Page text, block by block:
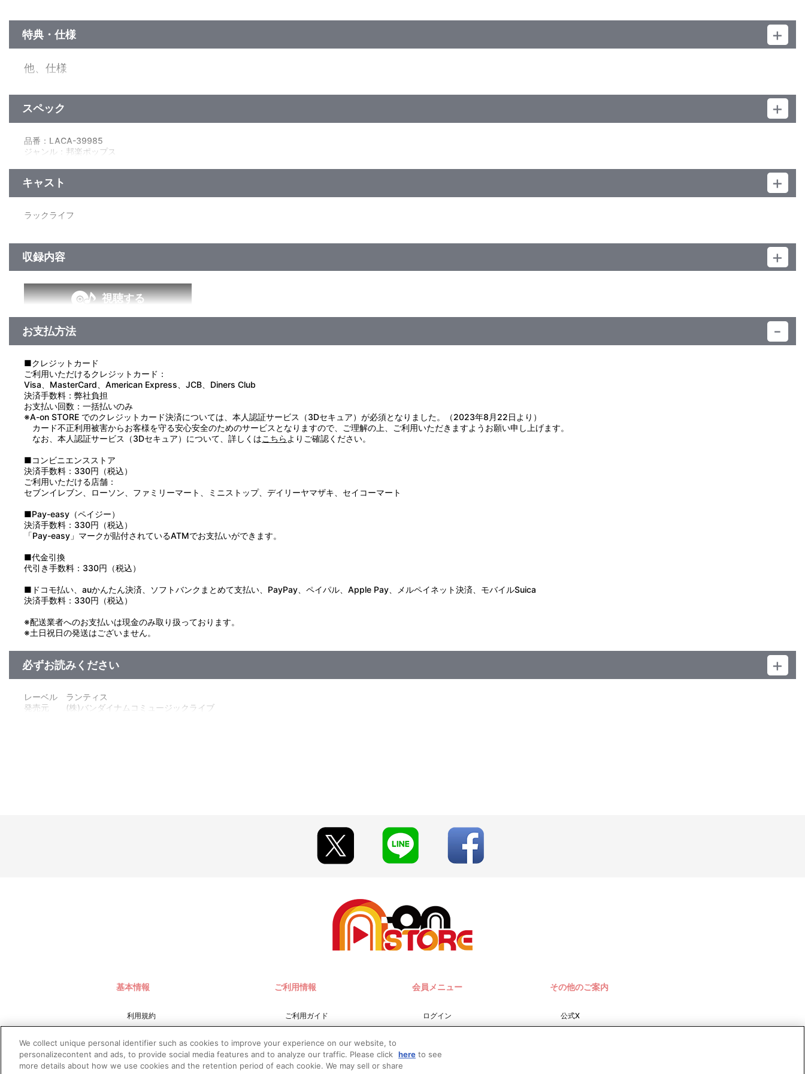
特典・仕様
他、仕様
スペック
品番：LACA-39985
ジャンル：邦楽ポップス
キャスト
ラックライフ
収録内容
視聴する
お支払方法
■クレジットカード
ご利用いただけるクレジットカード：
Visa、MasterCard、American Express、JCB、Diners Club
決済手数料：弊社負担
お支払い回数：一括払いのみ
※A-on STORE でのクレジットカード決済については、本人認証サービス（3Dセキュア）が必須となりました。（2023年8月22日より）
カード不正利用被害からお客様を守る安心安全のためのサービスとなりますので、ご理解の上、ご利用いただきますようお願い申し上げます。
なお、本人認証サービス（3Dセキュア）について、詳しくはこちら よりご確認ください。
■コンビニエンスストア
決済手数料：330円（税込）
ご利用いただける店舗：
セブンイレブン、ローソン、ファミリーマート、ミニストップ、デイリーヤマザキ、セイコーマート
■Pay-easy（ペイジー）
決済手数料：330円（税込）
「Pay-easy」マークが貼付されているATMでお支払いができます。
■代金引換
代引き手数料：330円（税込）
■ドコモ払い、auかんたん決済、ソフトバンクまとめて支払い、PayPay、ペイパル、Apple Pay、メルペイネット決済、モバイルSuica
決済手数料：330円（税込）
※配送業者へのお支払いは現金のみ取り扱っております。
※土日祝日の発送はございません。
必ずお読みください
レーベル ランティス
発売元 (株)バンダイナムコミュージックライブ
基本情報
利用規約
プライバシーポリシー
プライバシーオプション
ご利用情報
ご利用ガイド
お問い合わせ
推奨環境
会員メニュー
ログイン
新規会員登録
その他のご案内
公式X
We collect unique personal identifier such as cookies to improve your experience on our website, to
personalizecontent and ads, to provide social media features and to analyze our traffic. Please click here to see
more details about how we use cookies and the retention period of each cookie. We may sell or share